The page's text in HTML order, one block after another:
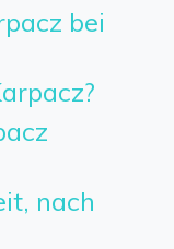
bei
nach